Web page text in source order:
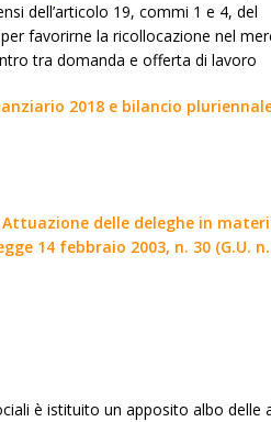
dell’articolo 19, commi 1 e 4, del
favorirne la ricollocazione nel
tra domanda e offerta di lavoro
2018 e bilancio
delle deleghe in
14 febbraio 2003, n. 30 (G.U.
è istituito un apposito albo delle